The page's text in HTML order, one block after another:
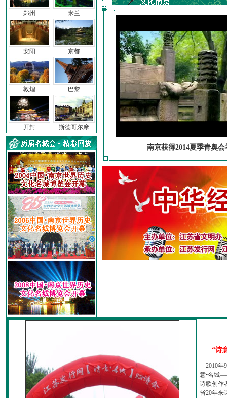
郑州
安阳
敦煌
开封
米兰
京都
巴黎
斯德哥尔摩
南京获得2014夏季青奥会
“诗
2010年
意•名城
诗歌创作
省20年来